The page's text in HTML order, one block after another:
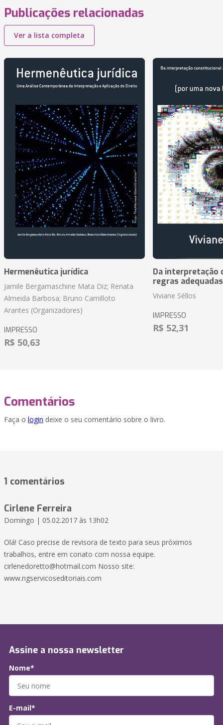
Publicações relacionadas
Ver a lista completa
Hermenêutica jurídica
Jamile Bergamaschine Mata Diz; Renata
Almeida Barbosa; Bruno Camilloto
Arantes (Organizadores)
IMPRESSO
R$ 50,63
Da interpretação
regras
Viviane Séllos
IMPRESSO
R$ 52,31
Comentários
Faça o login deixe o seu comentário sobre o livro.
1 comentários
Cirlene Ferreira
Domingo | 05.02.2017 às 13h02
Olá! Caso precise de revisora de texto para seus próximos
trabalhos, entre em conato com nossa equipe.
cirlenedoretto@hotmail.com Nosso site:
www.ngservicoseditoriais.com
Assine a nossa newsletter
Nome*
E-mail*